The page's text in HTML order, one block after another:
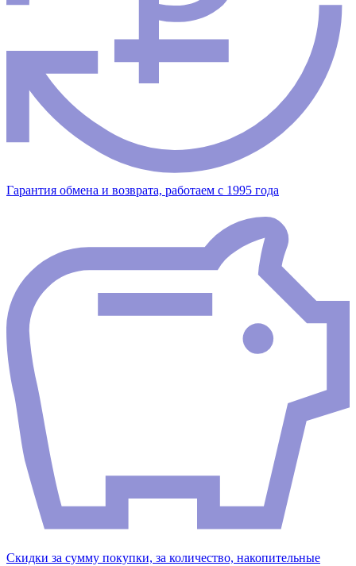
Гарантия обмена и возврата, работаем с 1995 года
Скидки за сумму покупки, за количество, накопительные